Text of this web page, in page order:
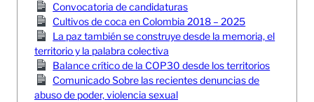
Convocatoria de candidaturas
Cultivos de coca en Colombia 2018 – 2025
La paz también se construye desde la memoria, el
territorio y la palabra colectiva
Balance crítico de la COP30 desde los territorios
Comunicado Sobre las recientes denuncias de
abuso de poder, violencia sexual